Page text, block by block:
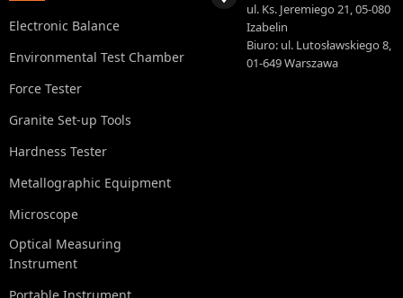
Electronic Balance
Environmental Test Chamber
Force Tester
Granite Set-up Tools
Hardness Tester
Metallographic Equipment
Microscope
Optical Measuring
Instrument
ul. Ks. Jeremiego 21, 05-080
Izabelin
Biuro: ul. Lutosławskiego 8,
01-649 Warszawa